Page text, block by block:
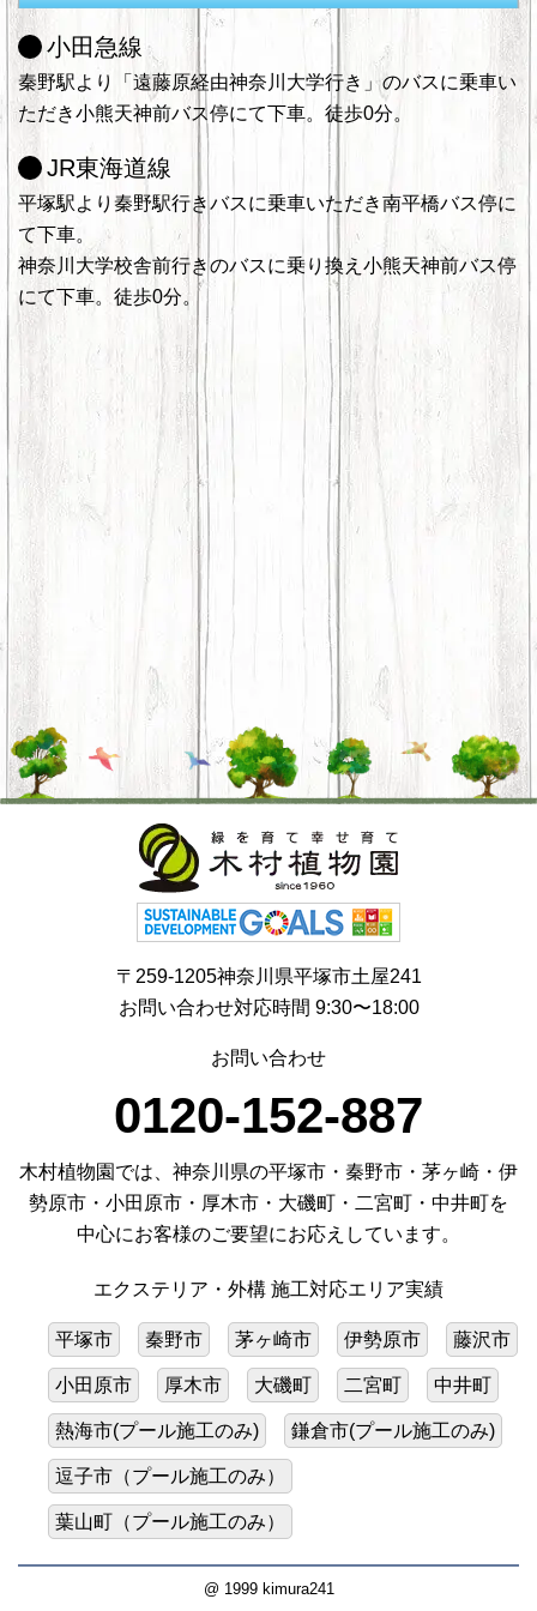
小田急線
秦野駅より「遠藤原経由神奈川大学行き」のバスに乗車い
ただき小熊天神前バス停にて下車。徒歩0分。
JR東海道線
平塚駅より秦野駅行きバスに乗車いただき南平橋バス停に
て下車。
神奈川大学校舎前行きのバスに乗り換え小熊天神前バス停
にて下車。徒歩0分。
〒259-1205神奈川県平塚市土屋241
お問い合わせ対応時間 9:30〜18:00
お問い合わせ
0120-152-887
木村植物園では、神奈川県の平塚市・秦野市・茅ヶ崎・伊
勢原市・小田原市・厚木市・大磯町・二宮町・中井町を
中心にお客様のご要望にお応えしています。
エクステリア・外構 施工対応エリア実績
平塚市 秦野市 茅ヶ崎市 伊勢原市 藤沢市
小田原市 厚木市 大磯町 二宮町 中井町
熱海市(プール施工のみ) 鎌倉市(プール施工のみ)
逗子市（プール施工のみ）
葉山町（プール施工のみ）
@ 1999 kimura241